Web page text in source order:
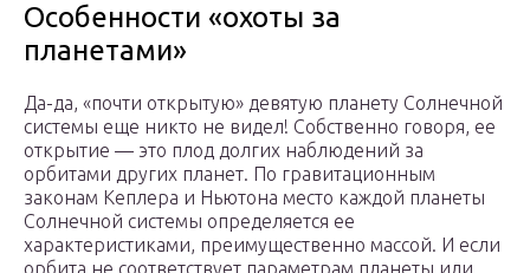
Особенности «охоты за
планетами»
Да-да, «почти открытую» девятую планету Солнечной
системы еще никто не видел! Собственно говоря, ее
открытие — это плод долгих наблюдений за
орбитами других планет. По гравитационным
законам Кеплера и Ньютона место каждой планеты
Солнечной системы определяется ее
характеристиками, преимущественно массой. И если
орбита не соответствует параметрам планеты или